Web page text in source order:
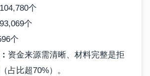
个
个
个
资金来源需清晰、材料完整是拒
占比超70%）。